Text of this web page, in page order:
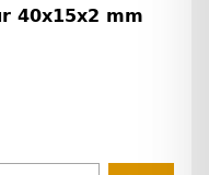
40x15x2 mm